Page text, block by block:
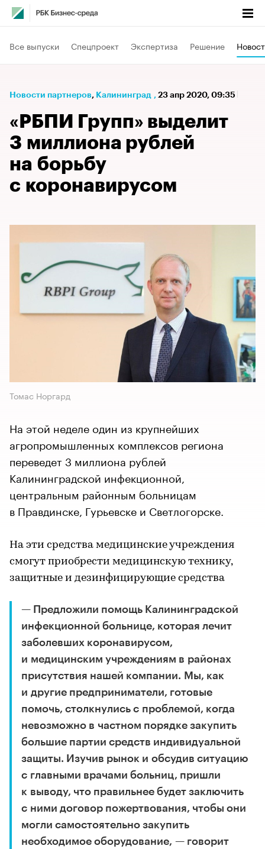
Все выпуски Спецпроект Экспертиза Решение
Новости партнеров⁠, Калининград , 23 апр 2020, 09:35
«РБПИ Групп» выделит
3 миллиона рублей
на борьбу
с коронавирусом
Томас Норгард
На этой неделе один из крупнейших
агропромышленных комплексов региона
переведет 3 миллиона рублей
Калининградской инфекционной,
центральным районным больницам
в Правдинске, Гурьевске и Светлогорске.
На эти средства медицинские учреждения
смогут приобрести медицинскую технику,
защитные и дезинфицирующие средства
— Предложили помощь Калининградской
инфекционной больнице, которая лечит
заболевших коронавирусом,
и медицинским учреждениям в районах
присутствия нашей компании. Мы, как
и другие предприниматели, готовые
помочь, столкнулись с проблемой, когда
невозможно в частном порядке закупить
большие партии средств индивидуальной
защиты. Изучив рынок и обсудив ситуацию
с главными врачами больниц, пришли
к выводу, что правильнее будет заключить
с ними договор пожертвования, чтобы они
могли самостоятельно закупить
необходимое оборудование, — говорит